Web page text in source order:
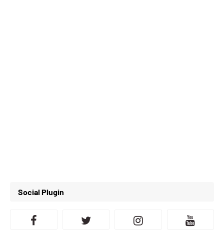
Social Plugin